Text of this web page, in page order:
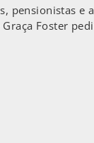
pensionistas e
Foster